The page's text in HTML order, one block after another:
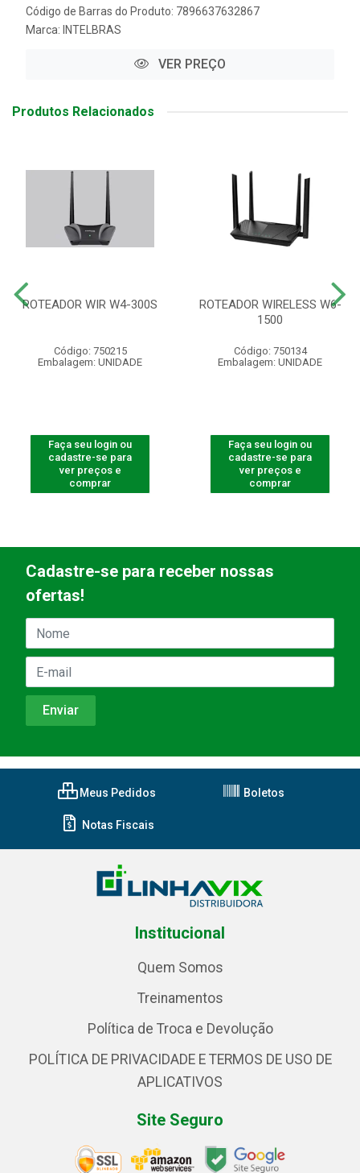
Código de Barras do Produto: 7896637632867
Marca: INTELBRAS
VER PREÇO
Produtos Relacionados
ROTEADOR WIR W4-300S
Código: 750215
Embalagem: UNIDADE
Faça seu login ou
cadastre-se para
ver preços e
comprar
ROTEADOR WIRELESS W6-
1500
Código: 750134
Embalagem: UNIDADE
Faça seu login ou
cadastre-se para
ver preços e
comprar
Cadastre-se para receber nossas
ofertas!
Meus Pedidos Boletos
Notas Fiscais
Institucional
Quem Somos
Treinamentos
Política de Troca e Devolução
POLÍTICA DE PRIVACIDADE E TERMOS DE USO DE
APLICATIVOS
Site Seguro